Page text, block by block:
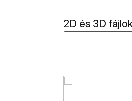
2D és 3D